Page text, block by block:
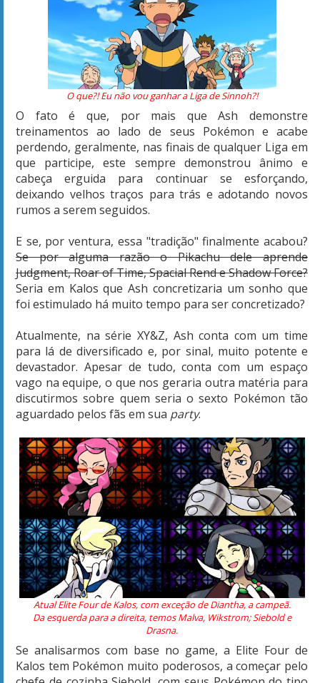
O que?! Eu não vou ganhar a Liga de Sinnoh?!
O fato é que, por mais que Ash demonstre
treinamentos ao lado de seus Pokémon e acabe
perdendo, geralmente, nas finais de qualquer Liga em
que participe, este sempre demonstrou ânimo e
cabeça erguida para continuar se esforçando,
deixando velhos traços para trás e adotando novos
rumos a serem seguidos.
E se, por ventura, essa "tradição" finalmente acabou?
Se por alguma razão o Pikachu dele aprende
Judgment, Roar of Time, Spacial Rend e Shadow Force?
Seria em Kalos que Ash concretizaria um sonho que
foi estimulado há muito tempo para ser concretizado?
Atualmente, na série XY&Z, Ash conta com um time
para lá de diversificado e, por sinal, muito potente e
devastador. Apesar de tudo, conta com um espaço
vago na equipe, o que nos geraria outra matéria para
discutirmos sobre quem seria o sexto Pokémon tão
aguardado pelos fãs em sua party.
Atual Elite Four de Kalos, com exceção de Diantha, a campeã.
Da esquerda para a direita, temos Malva, Wikstrom; Siebold e
Drasna.
Se analisarmos com base no game, a Elite Four de
Kalos tem Pokémon muito poderosos, a começar pelo